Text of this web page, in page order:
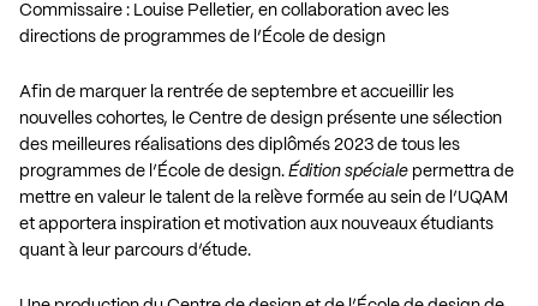
Commissaire : Louise Pelletier, en collaboration avec les
directions de programmes de l’École de design
Afin de marquer la rentrée de septembre et accueillir les
nouvelles cohortes, le Centre de design présente une sélection
des meilleures réalisations des diplômés 2023 de tous les
programmes de l’ École de design. Édition spéciale permettra de
mettre en valeur le talent de la relève formée au sein de l’UQAM
et apportera inspiration et motivation aux nouveaux étudiants
quant à leur parcours d’étude.